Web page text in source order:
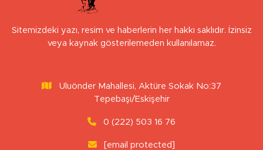
Sitemizdeki yazı, resim ve haberlerin her hakkı saklıdır. İzinsiz
veya kaynak gösterilemeden kullanılamaz.
Uluönder Mahallesi, Aktüre Sokak No:37
Tepebaşı/Eskişehir
0 (222) 503 16 76
[email protected]